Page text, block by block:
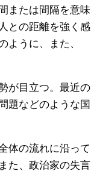
または間隔を意味
との距離を強く感
うに、また、
が目立つ。最近の
題などのような国
体の流れに沿って
た、政治家の失言